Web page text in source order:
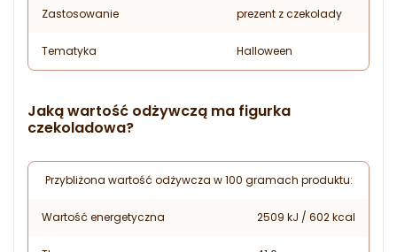
Zastosowanie prezent z czekolady
Tematyka Halloween
Jaką wartość odżywczą ma figurka
czekoladowa?
Przybliżona wartość odżywcza w 100 gramach produktu:
Wartość energetyczna 2509 kJ / 602 kcal